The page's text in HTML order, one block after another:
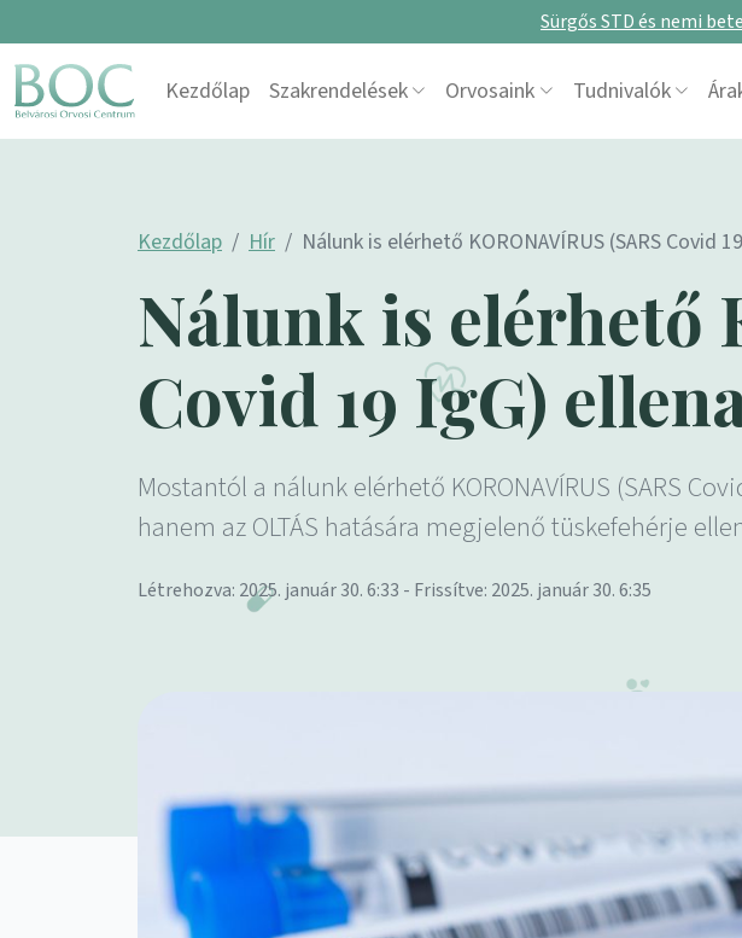
Sürgős STD és nemi
Skip to content
Main Navigation
Kezdőlap Szakrendelések Orvosaink Tudnivalók
Kezdőlap Hír Nálunk is elérhető KORONAVÍRUS (SARS Covid
Nálunk is elérhető
Covid 19 IgG)
Mostantól a nálunk elérhető KORONAVÍRUS (SARS
hanem az OLTÁS hatására megjelenő tüskefehérje
Létrehozva: 2025. január 30. 6:33 - Frissítve: 2025. január 30. 6:35